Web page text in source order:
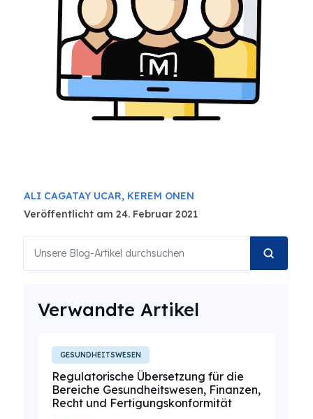
ALI CAGATAY UCAR, KEREM ONEN
Veröffentlicht am 24. Februar 2021
Verwandte Artikel
GESUNDHEITSWESEN
Regulatorische Übersetzung für die
Bereiche Gesundheitswesen, Finanzen,
Recht und Fertigungskonformität